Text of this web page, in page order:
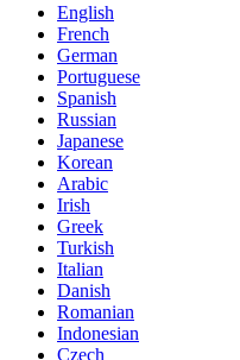
English
French
German
Portuguese
Spanish
Russian
Japanese
Korean
Arabic
Irish
Greek
Turkish
Italian
Danish
Romanian
Indonesian
Czech